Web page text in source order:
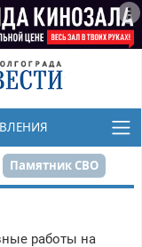
Памятник СВО
ЦПКиО
работы на